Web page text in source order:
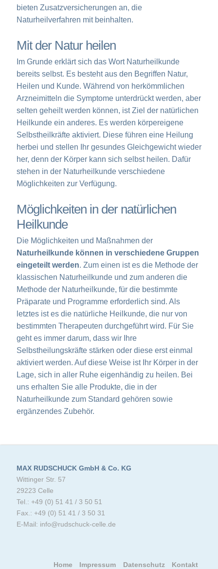
bieten Zusatzversicherungen an, die
Naturheilverfahren mit beinhalten.
Mit der Natur heilen
Im Grunde erklärt sich das Wort Naturheilkunde
bereits selbst. Es besteht aus den Begriffen Natur,
Heilen und Kunde. Während von herkömmlichen
Arzneimitteln die Symptome unterdrückt werden, aber
selten geheilt werden können, ist Ziel der natürlichen
Heilkunde ein anderes. Es werden körpereigene
Selbstheilkräfte aktiviert. Diese führen eine Heilung
herbei und stellen Ihr gesundes Gleichgewicht wieder
her, denn der Körper kann sich selbst heilen. Dafür
stehen in der Naturheilkunde verschiedene
Möglichkeiten zur Verfügung.
Möglichkeiten in der natürlichen
Heilkunde
Die Möglichkeiten und Maßnahmen der
Naturheilkunde können in verschiedene Gruppen
eingeteilt werden. Zum einen ist es die Methode der
klassischen Naturheilkunde und zum anderen die
Methode der Naturheilkunde, für die bestimmte
Präparate und Programme erforderlich sind. Als
letztes ist es die natürliche Heilkunde, die nur von
bestimmten Therapeuten durchgeführt wird. Für Sie
geht es immer darum, dass wir Ihre
Selbstheilungskräfte stärken oder diese erst einmal
aktiviert werden. Auf diese Weise ist Ihr Körper in der
Lage, sich in aller Ruhe eigenhändig zu heilen. Bei
uns erhalten Sie alle Produkte, die in der
Naturheilkunde zum Standard gehören sowie
ergänzendes Zubehör.
MAX RUDSCHUCK GmbH & Co. KG
Wittinger Str. 57
29223 Celle
Tel.: +49 (0) 51 41 / 3 50 51
Fax.: +49 (0) 51 41 / 3 50 31
E-Mail: info@rudschuck-celle.de
Home Impressum Datenschutz Kontakt